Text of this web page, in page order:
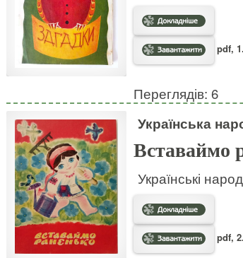
pdf,
Переглядів: 6
Українська
Вставаймо
Українські
pdf,